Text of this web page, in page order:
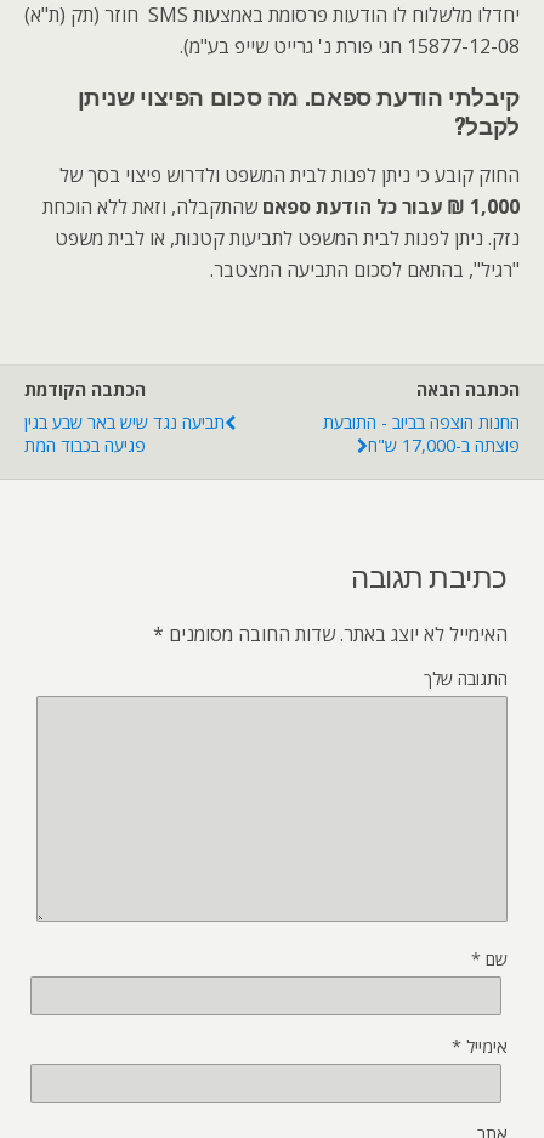
יחדלו מלשלוח לו הודעות פרסומת באמצעות SMS חוזר (תק (ת"א)
15877-12-08‏ חגי פורת נ' גרייט שייפ בע"מ).
קיבלתי הודעת ספאם. מה סכום הפיצוי שניתן
לקבל?
החוק קובע כי ניתן לפנות לבית המשפט ולדרוש פיצוי בסך של
1,000 ₪ עבור כל הודעת ספאם
שהתקבלה, וזאת ללא הוכחת
נזק. ניתן לפנות לבית המשפט לתביעות קטנות, או לבית משפט
"רגיל", בהתאם לסכום התביעה המצטבר.
הכתבה הקודמת
תביעה נגד שיש באר שבע בגין
פגיעה בכבוד המת
הכתבה הבאה
החנות הוצפה בביוב - התובעת
פוצתה ב-17,000 ש"ח
כתיבת תגובה
האימייל לא יוצג באתר.שדות החובה מסומנים *
התגובה שלך
שם *
אימייל *